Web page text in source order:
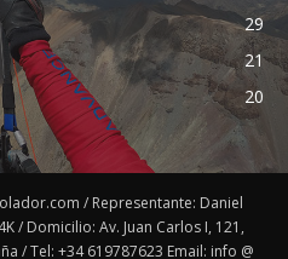
29
21
20
/ Representante: Daniel
/ Domicilio: Av. Juan Carlos I, 121,
/ Tel: +34 619787623 Email: info @